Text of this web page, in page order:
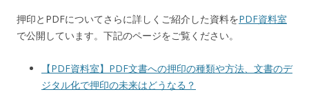
押印とPDFについてさらに詳しくご紹介した資料をPDF資料室
で公開しています。下記のページをご覧ください。
【PDF資料室】PDF文書への押印の種類や方法、文書のデ
ジタル化で押印の未来はどうなる？